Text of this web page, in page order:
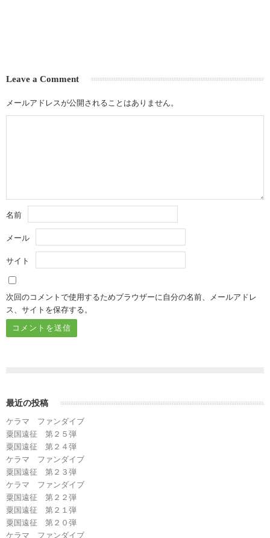
Leave a Comment
メールアドレスが公開されることはありません。
名前
メール
サイト
次回のコメントで使用するためブラウザーに自分の名前、メールアドレ
ス、サイトを保存する。
最近の投稿
ケラマ ファンダイブ
粟国遠征 第２５弾
粟国遠征 第２４弾
ケラマ ファンダイブ
粟国遠征 第２３弾
ケラマ ファンダイブ
粟国遠征 第２２弾
粟国遠征 第２１弾
粟国遠征 第２０弾
ケラマ ファンダイブ